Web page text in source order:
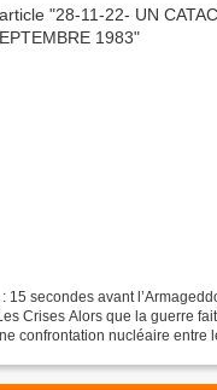
15 secondes avant
Crises Alors que la guerre
confrontation nucléaire entre